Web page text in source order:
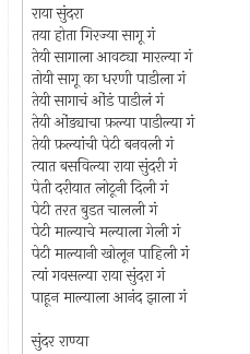
राया सुंदरा
तया होता गिरज्या सागू गं
तेयी सागाला आवट्या मारल्या गं
तोयी सागू का धरणी पाडीला गं
तेयी सागाचं ओंडं पाडीलं गं
तेयी ओंड्याचा फ़ल्या पाडील्या गं
तेयी फ़ल्यांची पेटी बनवली गं
त्यात बसविल्या राया सुंदरी गं
पेती दरीयात लोटूनी दिली गं
पेटी तरत बुडत चालली गं
पेटी माल्याचे मल्याला गेली गं
पेटी माल्यानी खोलून पाहिली गं
त्यां गवसल्या राया सुंदरा गं
पाहून माल्याला आनंद झाला गं
सुंदर राण्या